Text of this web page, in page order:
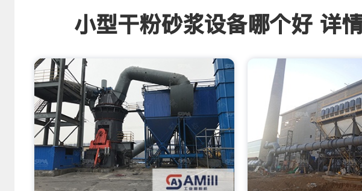
小型干粉砂浆设备哪个好 详